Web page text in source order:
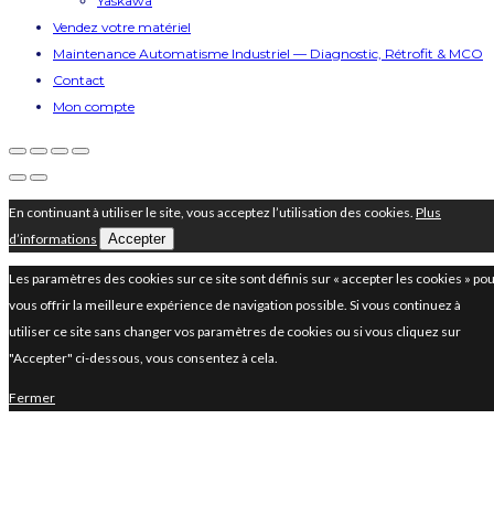
Vendez votre matériel
Maintenance Automatisme Industriel — Diagnostic, Rétrofit & MCO
Contact
Mon compte
En continuant à utiliser le site, vous acceptez l’utilisation des cookies. Plus
d’informations
Accepter
Les paramètres des cookies sur ce site sont définis sur « accepter les cookies »
vous offrir la meilleure expérience de navigation possible. Si vous continuez à
utiliser ce site sans changer vos paramètres de cookies ou si vous cliquez sur
"Accepter" ci-dessous, vous consentez à cela.
Fermer